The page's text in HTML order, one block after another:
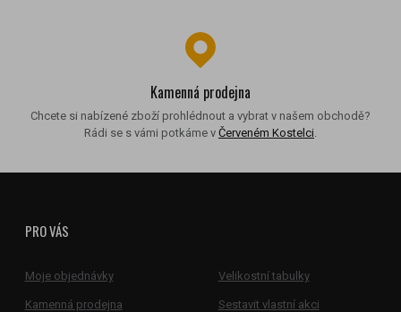
Kamenná prodejna
Chcete si nabízené zboží prohlédnout a vybrat v našem obchodě?
Rádi se s vámi potkáme v Červeném Kostelci
PRO VÁS
Moje objednávky Velikostní tabulky
Kamenná prodejna Sestavit vlastní akci